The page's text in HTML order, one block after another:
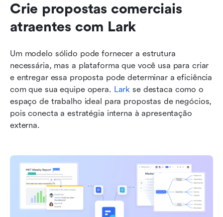
Crie propostas comerciais
atraentes com Lark
Um modelo sólido pode fornecer a estrutura
necessária, mas a plataforma que você usa para criar
e entregar essa proposta pode determinar a eficiência
com que sua equipe opera. Lark se destaca como o
espaço de trabalho ideal para propostas de negócios,
pois conecta a estratégia interna à apresentação
externa.